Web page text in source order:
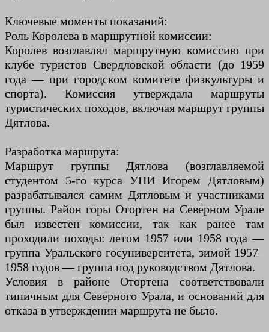
Ключевые моменты показаний:
Роль Королева в маршрутной комиссии:
Королев возглавлял маршрутную комиссию при
клубе туристов Свердловской области (до 1959
года — при городском комитете физкультуры и
спорта). Комиссия утверждала маршруты
туристических походов, включая маршрут группы
Дятлова.
Разработка маршрута:
Маршрут группы Дятлова (возглавляемой
студентом 5-го курса УПИ Игорем Дятловым)
разрабатывался самим Дятловым и участниками
группы. Район горы Отортен на Северном Урале
был известен комиссии, так как ранее там
проходили походы: летом 1957 или 1958 года —
группа Уральского госуниверситета, зимой 1957–
1958 годов — группа под руководством Дятлова.
Условия в районе Отортена соответствовали
типичным для Северного Урала, и оснований для
отказа в утверждении маршрута не было.